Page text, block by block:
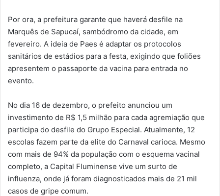
Por ora, a prefeitura garante que haverá desfile na
Marquês de Sapucaí, sambódromo da cidade, em
fevereiro. A ideia de Paes é adaptar os protocolos
sanitários de estádios para a festa, exigindo que foliões
apresentem o passaporte da vacina para entrada no
evento.
No dia 16 de dezembro, o prefeito anunciou um
investimento de R$ 1,5 milhão para cada agremiação que
participa do desfile do Grupo Especial. Atualmente, 12
escolas fazem parte da elite do Carnaval carioca. Mesmo
com mais de 94% da população com o esquema vacinal
completo, a Capital Fluminense vive um surto de
influenza, onde já foram diagnosticados mais de 21 mil
casos de gripe comum.